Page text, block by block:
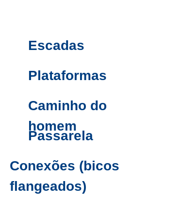
Escadas
Plataformas
Caminho do
homem
Passarela
Conexões (bicos
flangeados)